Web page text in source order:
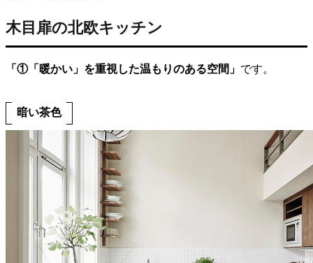
木目扉の北欧キッチン
「①「暖かい」を重視した温もりのある空間」 です。
暗い茶色